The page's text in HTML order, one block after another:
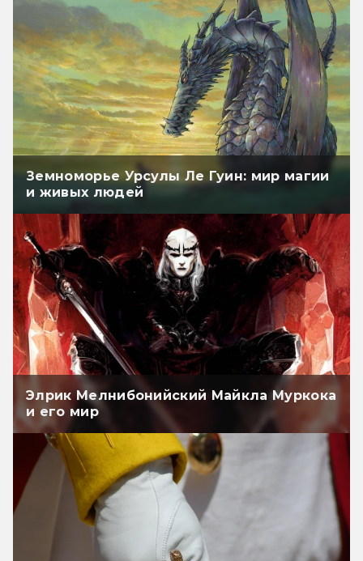
Земноморье Урсулы Ле Гуин: мир магии
и живых людей
Элрик Мелнибонийский Майкла Муркока
и его мир